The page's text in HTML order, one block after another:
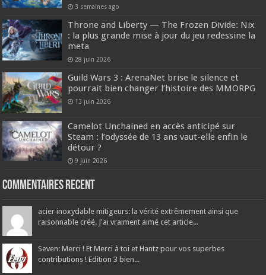
3 semaines ago
Throne and Liberty — The Frozen Divide: Nix
: la plus grande mise à jour du jeu redessine la
meta
28 juin 2026
Guild Wars 3 : ArenaNet brise le silence et
pourrait bien changer l’histoire des MMORPG
13 juin 2026
Camelot Unchained en accès anticipé sur
Steam : l’odyssée de 13 ans vaut-elle enfin le
détour ?
9 juin 2026
Commentaires recent
acier inoxydable mitigeurs: la vérité extrêmement ainsi que
raisonnable créé. J'ai vraiment aimé cet article...
Seven: Merci ! Et Merci à toi et Hantz pour vos superbes
contributions ! Edition 3 bien...